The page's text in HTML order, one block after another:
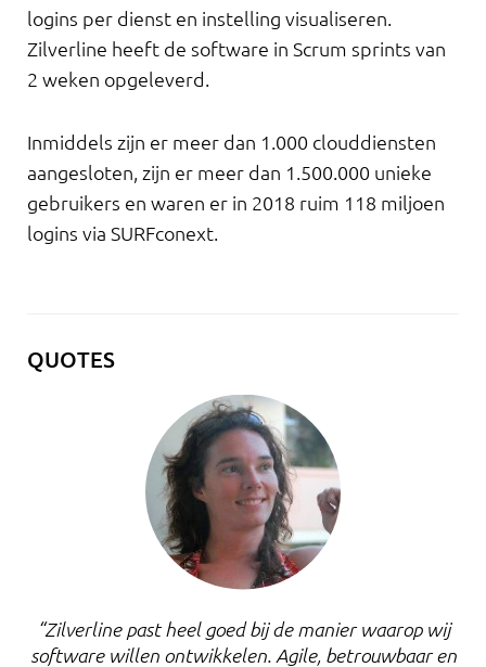
logins per dienst en instelling visualiseren.
Zilverline heeft de software in Scrum sprints van
2 weken opgeleverd.
Inmiddels zijn er meer dan 1.000 clouddiensten
aangesloten, zijn er meer dan 1.500.000 unieke
gebruikers en waren er in 2018 ruim 118 miljoen
logins via SURFconext.
QUOTES
“Zilverline past heel goed bij de manier waarop wij
software willen ontwikkelen. Agile, betrouwbaar en